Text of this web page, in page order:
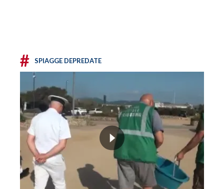
# SPIAGGE DEPREDATE